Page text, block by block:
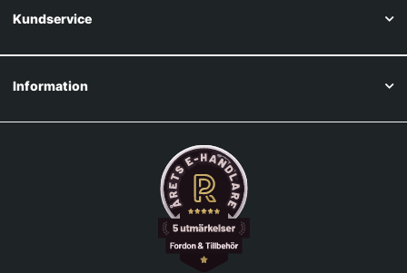
Kundservice
Information